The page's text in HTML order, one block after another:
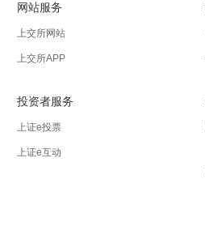
网站服务
上交所网站
上交所APP
投资者服务
上证e投票
上证e互动